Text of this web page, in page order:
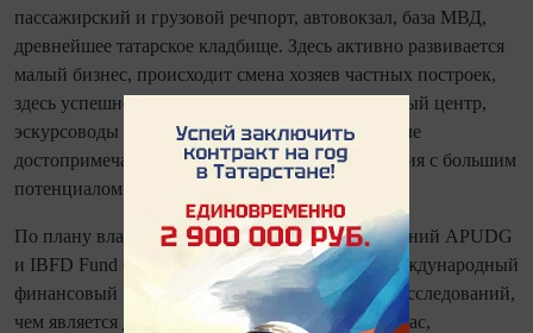
пассажирский и грузовой речпорт, автовокзал, база МВД,
древнейшее татарское кладбище. Здесь активно развивается
малый бизнес, происходит смена хозяев частных построек,
здесь успешно работает крупный развлекательный центр,
эскурсоводы только начинают осваивать местные
достопримечательности. По сути - это территория с большим
потенциалом развития.
По плану властей и проекту малазийских компаний APUDG
и IBFD Fund слобода должна превратиться в международный
финансовый центр. К сожалению, подробных исследований,
чем является для города и жителей слобода сейчас,